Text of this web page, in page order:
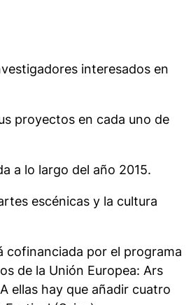
interesados en
proyectos en cada uno de
a lo largo del año 2015.
escénicas y la cultura
cofinanciada por el programa
de la Unión Europea: Ars
ellas hay que añadir cuatro